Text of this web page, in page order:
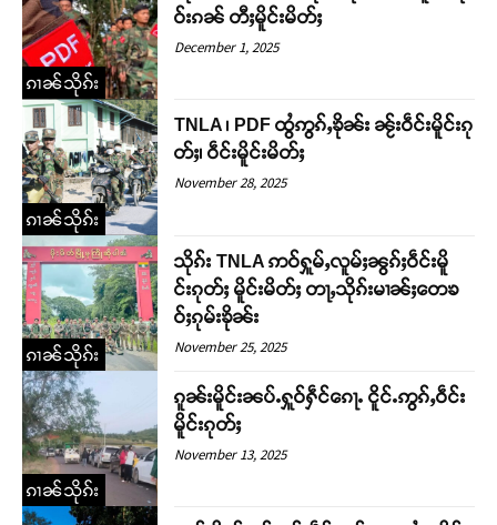
ၵၢၼ်သိုၵ်း
ဝ်းၵၼ် တီႈမိူင်းမိတ်ႈ
December 1, 2025
ၵၢၼ်သိုၵ်း
TNLA ၊ PDF ထွႆဢွၵ်ႇၶိုၼ်း ၼႂ်းဝဵင်းမိူင်းၵု
တ်ႈ၊ ဝဵင်းမိူင်းမိတ်ႈ
November 28, 2025
ၵၢၼ်သိုၵ်း
သိုၵ်း TNLA ဢဝ်ႁူမ်ႇလူမ်ႈၼွၵ်ႈဝဵင်းမိူ
င်းၵုတ်ႈ မိူင်းမိတ်ႈ တႃႇသိုၵ်းမၢၼ်ႈတေၶ
ဝ်ႈၵုမ်းၶိုၼ်း
November 25, 2025
ၵၢၼ်သိုၵ်း
ၵူၼ်းမိူင်းၼပ်ႉႁူဝ်ႁဵင်ၵေႃႉ ငိူင်ႉဢွၵ်ႇဝဵင်း
မိူင်းၵုတ်ႈ
November 13, 2025